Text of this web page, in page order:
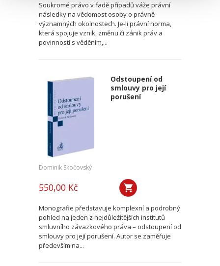
Soukromé právo v řadě případů váže právní
následky na vědomost osoby o právně
významných okolnostech. Je-li právní norma,
která spojuje vznik, změnu či zánik práv a
povinností s věděním,...
Odstoupení od
smlouvy pro její
porušení
Dominik Skočovský
550,00 Kč
Monografie představuje komplexní a podrobný
pohled na jeden z nejdůležitějších institutů
smluvního závazkového práva – odstoupení od
smlouvy pro její porušení. Autor se zaměřuje
především na...